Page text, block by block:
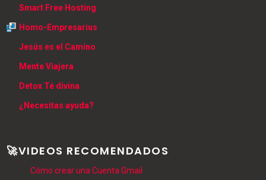
Smart Free Hosting
Homo-Empresarius
Jesús es el Camino
Mente Viajera
Detox Té divina
¿Necesitas ayuda?
🚀VIDEOS RECOMENDADOS
Cómo crear una Cuenta Gmail